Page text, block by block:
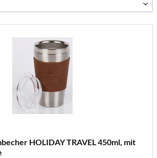
HOLIDAY TRAVEL 450ml, mit